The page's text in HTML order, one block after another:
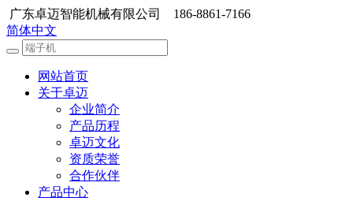
广东卓迈智能机械有限公司 186-8861-7166
简体中文
网站首页
关于卓迈
企业简介
产品历程
卓迈文化
资质荣誉
合作伙伴
产品中心